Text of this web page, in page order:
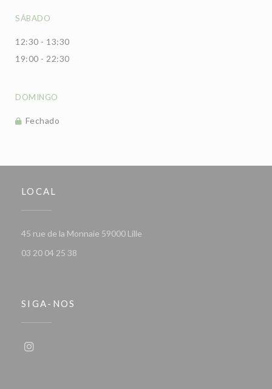
SÁBADO
12:30 - 13:30
19:00 - 22:30
DOMINGO
Fechado
LOCAL
45 rue de la Monnaie 59000 Lille
03 20 04 25 38
SIGA-NOS